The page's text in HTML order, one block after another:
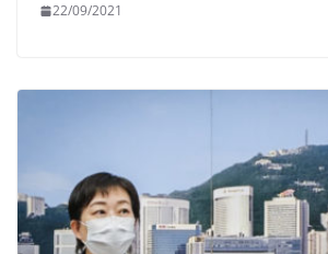
22/09/2021